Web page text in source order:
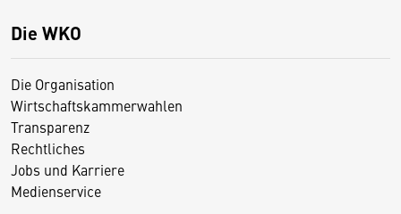
Die WKO
Die Organisation
Wirtschaftskammerwahlen
Transparenz
Rechtliches
Jobs und Karriere
Medienservice